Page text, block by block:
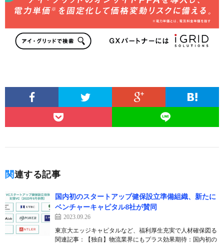
関連する記事
国内初のスタートアップ健保設立準備組織、新たに
ベンチャーキャピタル8社が賛同
2023.09.26
東京大エッジキャピタルなど、福利厚生充実で人材確保図る
関連記事：【独自】物流業界にもプラス効果期待：国内初の